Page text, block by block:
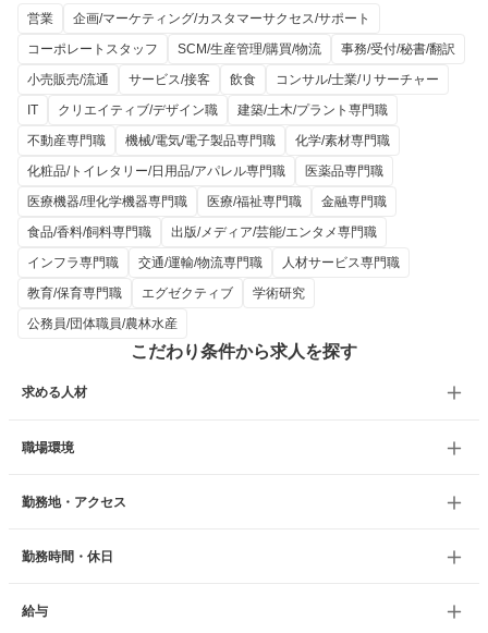
営業
企画/マーケティング/カスタマーサクセス/サポート
コーポレートスタッフ
SCM/生産管理/購買/物流
事務/受付/秘書/翻訳
小売販売/流通
サービス/接客 飲食
コンサル/士業/リサーチャー
IT
クリエイティブ/デザイン職
建築/土木/プラント専門職
不動産専門職
機械/電気/電子製品専門職
化学/素材専門職
化粧品/トイレタリー/日用品/アパレル専門職
医薬品専門職
医療機器/理化学機器専門職
医療/福祉専門職
金融専門職
食品/香料/飼料専門職
出版/メディア/芸能/エンタメ専門職
インフラ専門職
交通/運輸/物流専門職
人材サービス専門職
教育/保育専門職
エグゼクティブ
学術研究
公務員/団体職員/農林水産
こだわり条件から求人を探す
求める人材
職場環境
勤務地・アクセス
勤務時間・休日
給与